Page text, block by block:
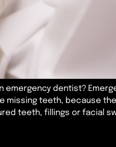
emergency dentist?
teeth, because
teeth, fillings or facial